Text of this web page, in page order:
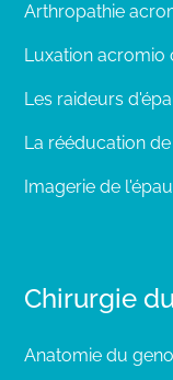
Arthropathie
Luxation acromio
Les raideurs
La rééducation
Imagerie de
Chirurgie
Anatomie du